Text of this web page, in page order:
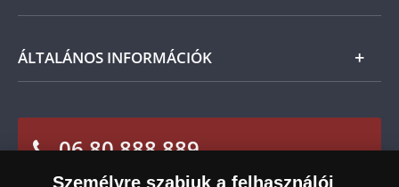
Ügyfélszolgálat
Leiratkozás a hírlevélről
ÁLTALÁNOS INFORMÁCIÓK
Sütik (cookies) használata
Süti (cookies)Beállítások
Társaságunkról
06 80 888 889
Személyre szabjuk a felhasználói